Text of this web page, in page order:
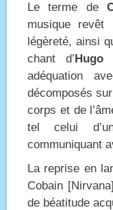
Le terme de
musique revêt
légèreté, ainsi
chant d’Hugo
adéquation
décomposés
corps et de
tel celui
communiquant
La reprise en
Cobain
de béatitude